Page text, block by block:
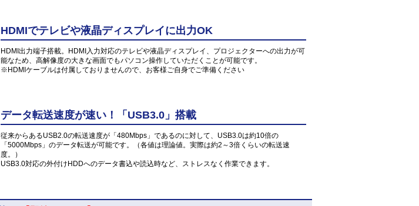
HDMIでテレビや液晶ディスプレイに出力OK
HDMI出力端子搭載。HDMI入力対応のテレビや液晶ディスプレイ、プロジェクターへの出力が可
能なため、高解像度の大きな画面でもパソコン操作していただくことが可能です。
※HDMIケーブルは付属しておりませんので、お客様ご自身でご準備ください
データ転送速度が速い！「USB3.0」搭載
従来からあるUSB2.0の転送速度が「480Mbps」であるのに対して、USB3.0は約10倍の
「5000Mbps」のデータ転送が可能です。（各値は理論値。実際は約2～3倍くらいの転送速
度。）
USB3.0対応の外付けHDDへのデータ書込や読込時など、ストレスなく作業できます。